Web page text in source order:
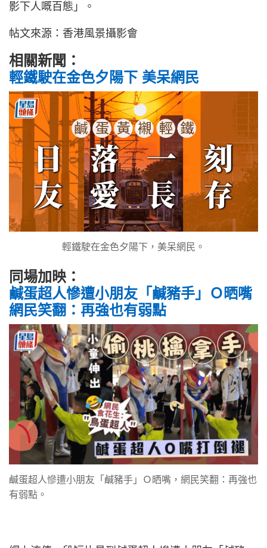
影下人嘅百態」。
帖文來源：香港風景攝影會
相關新聞：
輕鐵駛在金色夕陽下 美呆網民
輕鐵駛在金色夕陽下，美呆網民。
同場加映：
鹹蛋超人慘遭小朋友「鹹豬手」Ｏ晒嘴
網民笑翻：再強也有弱點
鹹蛋超人慘遭小朋友「鹹豬手」Ｏ晒嘴，網民笑翻：再強也
有弱點。